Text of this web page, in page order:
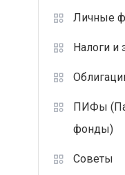
Личные
Налоги и
ПИФы
фонды)
Советы